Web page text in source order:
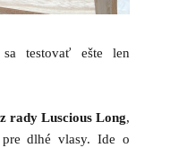
testovať ešte len
z rady Luscious Long,
dlhé vlasy. Ide o